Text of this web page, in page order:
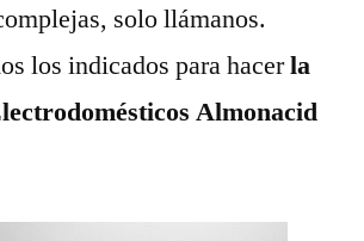
solo llámanos.
los indicados para hacerla
Almonacid